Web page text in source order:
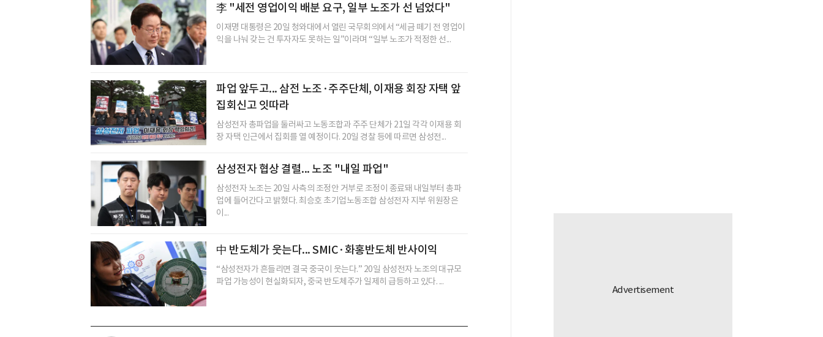
李 "세전 영업이익 배분 요구, 일부 노조가 선 넘었다"
이재명 대통령은 20일 청와대에서 열린 국무회의에서 “세금 떼기 전 영업이
익을 나눠 갖는 건 투자자도 못하는 일”이라며 “일부 노조가 적정한 선...
파업 앞두고... 삼전 노조·주주단체, 이재용 회장 자택 앞
집회신고 잇따라
삼성전자 총파업을 둘러싸고 노동조합과 주주 단체가 21일 각각 이재용 회
장 자택 인근에서 집회를 열 예정이다. 20일 경찰 등에 따르면 삼성전...
삼성전자 협상 결렬... 노조 "내일 파업"
삼성전자 노조는 20일 사측의 조정안 거부로 조정이 종료돼 내일부터 총파
업에 들어간다고 밝혔다. 최승호 초기업노동조합 삼성전자 지부 위원장은
이...
中 반도체가 웃는다... SMIC·화홍반도체 반사이익
“삼성전자가 흔들리면 결국 중국이 웃는다.” 20일 삼성전자 노조의 대규모
파업 가능성이 현실화되자, 중국 반도체주가 일제히 급등하고 있다. ...